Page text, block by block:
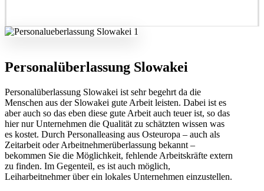
Personalüberlassung Slowakei
Personalüberlassung Slowakei ist sehr begehrt da die
Menschen aus der Slowakei gute Arbeit leisten. Dabei ist es
aber auch so das eben diese gute Arbeit auch teuer ist, so das
hier nur Unternehmen die Qualität zu schätzten wissen was
es kostet. Durch Personalleasing aus Osteuropa – auch als
Zeitarbeit oder Arbeitnehmerüberlassung bekannt –
bekommen Sie die Möglichkeit, fehlende Arbeitskräfte extern
zu finden. Im Gegenteil, es ist auch möglich,
Leiharbeitnehmer über ein lokales Unternehmen einzustellen.